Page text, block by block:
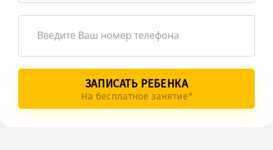
ЗАПИСАТЬ РЕБЕНКА
На бесплатное занятие*